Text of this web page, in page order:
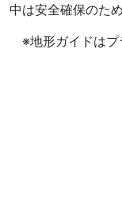
中は安全確保のた
※地形ガイドはプ